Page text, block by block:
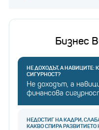
Бизнес
НЕ ДОХОДЪТ, А
СИГУРНОСТ?
Не доходът, а
финансова
НЕДОСТИГ НА КАДРИ,
КАКВО СПИРА